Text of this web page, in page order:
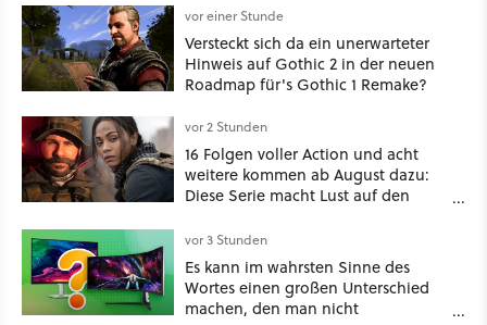
vor einer Stunde
Versteckt sich da ein unerwarteter
Hinweis auf Gothic 2 in der neuen
Roadmap für's Gothic 1 Remake?
vor 2 Stunden
16 Folgen voller Action und acht
weitere kommen ab August dazu:
Diese Serie macht Lust auf den
vor 3 Stunden
Es kann im wahrsten Sinne des
Wortes einen großen Unterschied
machen, den man nicht